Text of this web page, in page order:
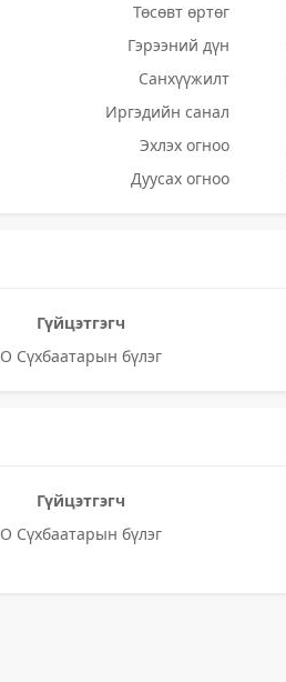
Төсөвт өртөг
Гэрээний дүн
Санхүүжилт
Иргэдийн санал
Эхлэх огноо
Дуусах огноо
Гүйцэтгэгч
О Сүхбаатарын бүлэг
Гүйцэтгэгч
О Сүхбаатарын бүлэг